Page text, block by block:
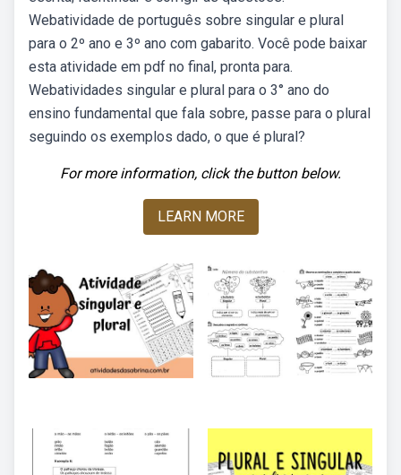
Webatividade de português sobre singular e plural
para o 2º ano e 3º ano com gabarito. Você pode baixar
esta atividade em pdf no final, pronta para.
Webatividades singular e plural para o 3° ano do
ensino fundamental que fala sobre, passe para o plural
seguindo os exemplos dado, o que é plural?
For more information, click the button below.
LEARN MORE